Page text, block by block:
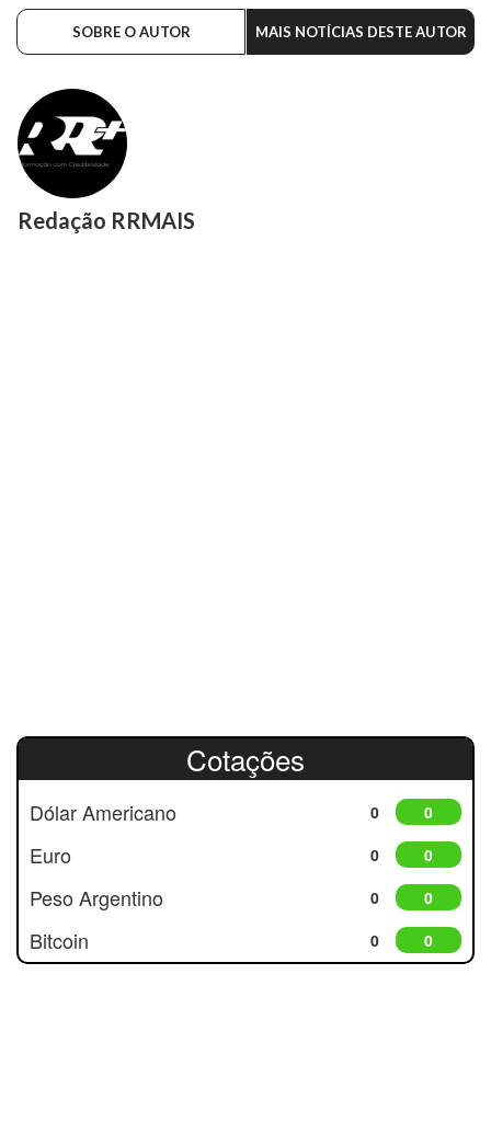
SOBRE O AUTOR MAIS NOTÍCIAS DESTE AUTOR
Redação RRMAIS
Cotações
Dólar Americano 0 0
Euro 0 0
Peso Argentino 0 0
Bitcoin 0 0